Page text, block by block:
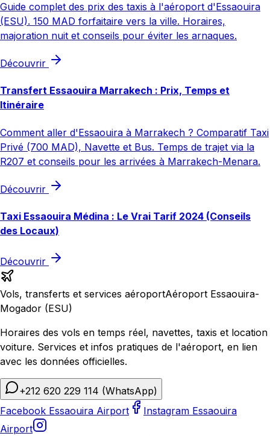
Guide complet des prix des taxis à l'aéroport d'Essaouira
(ESU). 150 MAD forfaitaire vers la ville. Horaires,
majoration nuit et conseils pour éviter les arnaques.
Découvrir
Transfert Essaouira Marrakech : Prix, Temps et
Itinéraire
Comment aller d'Essaouira à Marrakech ? Comparatif Taxi
Privé (700 MAD), Navette et Bus. Temps de trajet via la
R207 et conseils pour les arrivées à Marrakech-Menara.
Découvrir
Taxi Essaouira Médina : Le Vrai Tarif 2024 (Conseils
des Locaux)
Découvrir
Vols, transferts et services aéroportAéroport Essaouira-
Mogador (ESU)
Horaires des vols en temps réel, navettes, taxis et location
voiture. Services et infos pratiques de l'aéroport, en lien
avec les données officielles.
+212 620 229 114 (WhatsApp)
Facebook Essaouira Airport
Instagram Essaouira
Airport